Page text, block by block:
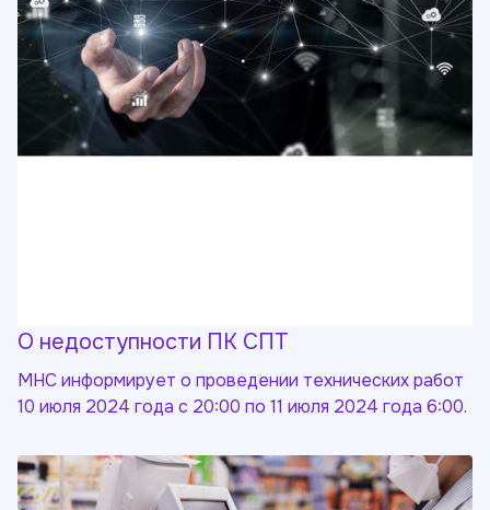
О недоступности ПК СПТ
МНС информирует о проведении технических работ
10 июля 2024 года с 20:00 по 11 июля 2024 года 6:00.